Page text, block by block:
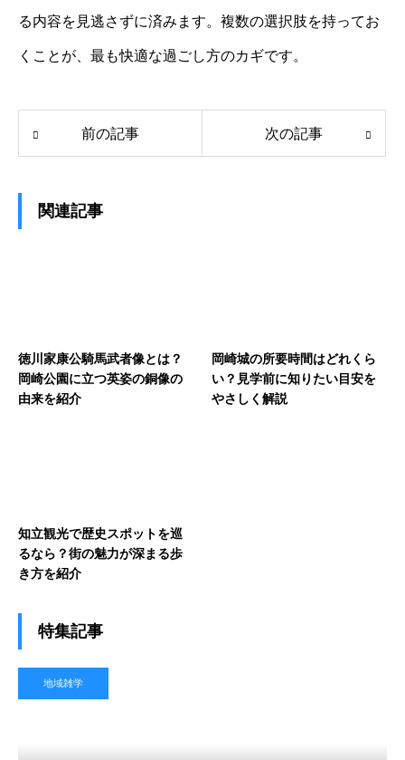
る内容を見逃さずに済みます。複数の選択肢を持ってお
くことが、最も快適な過ごし方のカギです。
前の記事 次の記事
関連記事
徳川家康公騎馬武者像とは？
岡崎公園に立つ英姿の銅像の
由来を紹介
岡崎城の所要時間はどれくら
い？見学前に知りたい目安を
やさしく解説
知立観光で歴史スポットを巡
るなら？街の魅力が深まる歩
き方を紹介
特集記事
地域雑学